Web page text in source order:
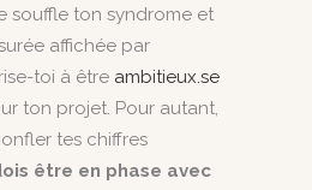
souffle ton syndrome et
affichée par
toi à être ambitieux.se
ton projet. Pour autant,
tes chiffres
être en phase avec